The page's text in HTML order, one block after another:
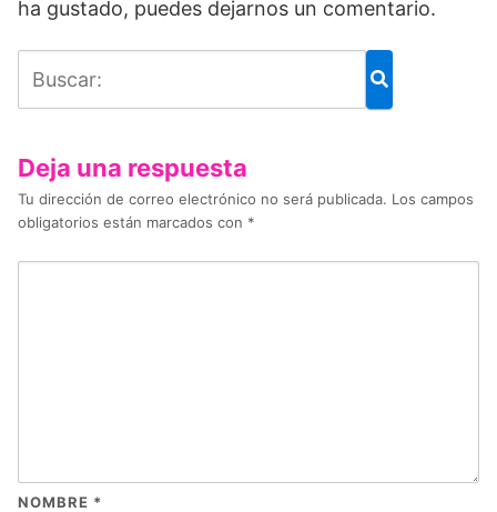
ha gustado, puedes dejarnos un comentario.
Deja una respuesta
Tu dirección de correo electrónico no será publicada. Los campos
obligatorios están marcados con *
NOMBRE *